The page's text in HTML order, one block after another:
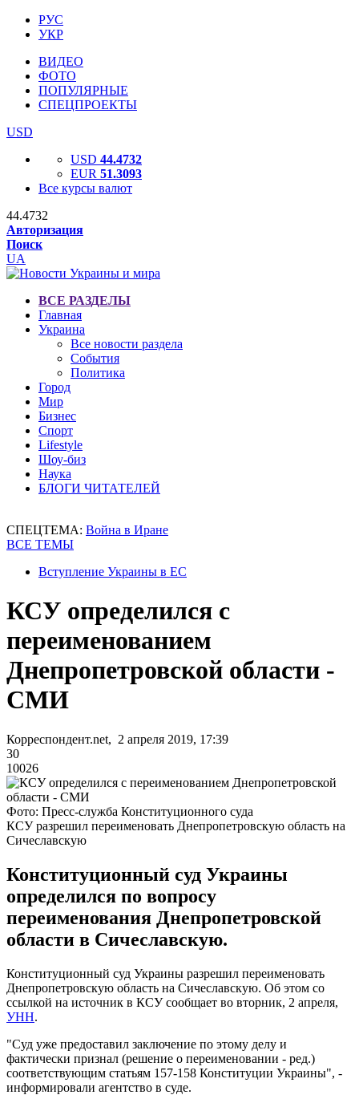
РУС
УКР
ВИДЕО
ФОТО
ПОПУЛЯРНЫЕ
СПЕЦПРОЕКТЫ
USD
USD 44.4732
EUR 51.3093
Все курсы валют
44.4732
Авторизация
Поиск
UA
ВСЕ РАЗДЕЛЫ
Главная
Украина
Все новости раздела
События
Политика
Город
Мир
Бизнес
Спорт
Lifestyle
Шоу-биз
Наука
БЛОГИ ЧИТАТЕЛЕЙ
СПЕЦТЕМА: Война в Иране
ВСЕ ТЕМЫ
Вступление Украины в ЕС
КСУ определился с
переименованием
Днепропетровской области -
СМИ
Корреспондент.net, 2 апреля 2019, 17:39
30
10026
Фото: Пресс-служба Конституционного суда
КСУ разрешил переименовать Днепропетровскую область на
Сичеславскую
Конституционный суд Украины
определился по вопросу
переименования Днепропетровской
области в Сичеславскую.
Конституционный суд Украины разрешил переименовать
Днепропетровскую область на Сичеславскую. Об этом со
ссылкой на источник в КСУ сообщает во вторник, 2 апреля,
УНН.
"Суд уже предоставил заключение по этому делу и
фактически признал (решение о переименовании - ред.)
соответствующим статьям 157-158 Конституции Украины", -
информировали агентство в суде.